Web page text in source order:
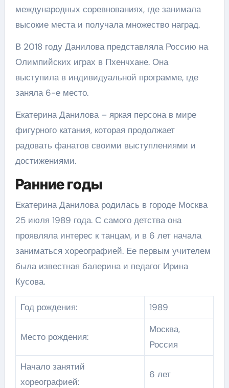
международных соревнованиях, где занимала
высокие места и получала множество наград.
В 2018 году Данилова представляла Россию на
Олимпийских играх в Пхенчхане. Она
выступила в индивидуальной программе, где
заняла 6-е место.
Екатерина Данилова – яркая персона в мире
фигурного катания, которая продолжает
радовать фанатов своими выступлениями и
достижениями.
Ранние годы
Екатерина Данилова родилась в городе Москва
25 июля 1989 года. С самого детства она
проявляла интерес к танцам, и в 6 лет начала
заниматься хореографией. Ее первым учителем
была известная балерина и педагог Ирина
Кусова.
Год рождения: 1989
Место рождения:
Москва,
Россия
Начало занятий
хореографией:
6 лет